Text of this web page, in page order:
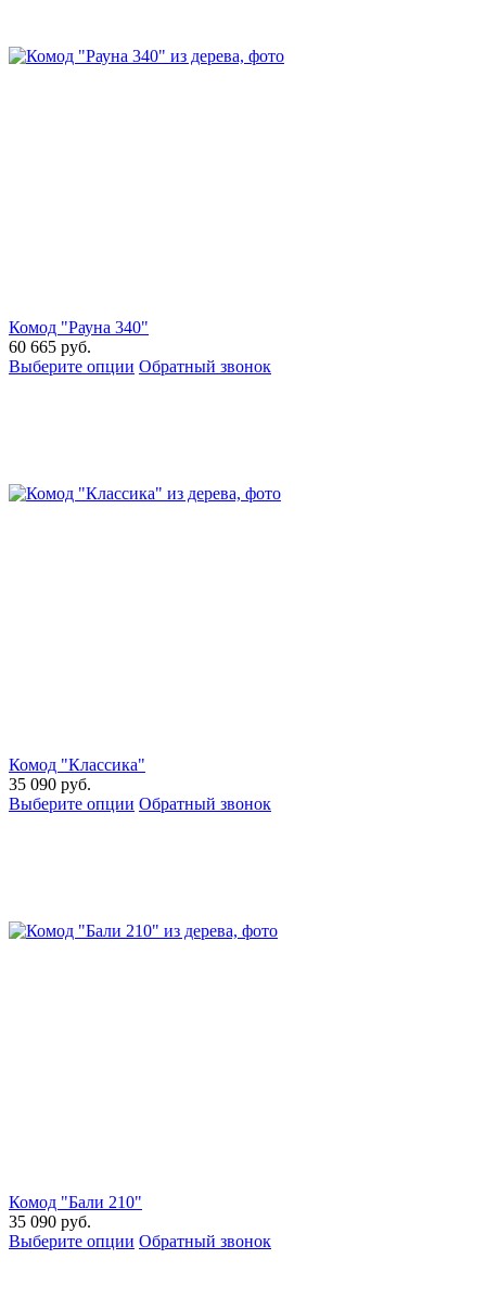
Комод "Рауна 340"
60 665 руб.
Выберите опции Обратный звонок
Комод "Классика"
35 090 руб.
Выберите опции Обратный звонок
Комод "Бали 210"
35 090 руб.
Выберите опции Обратный звонок